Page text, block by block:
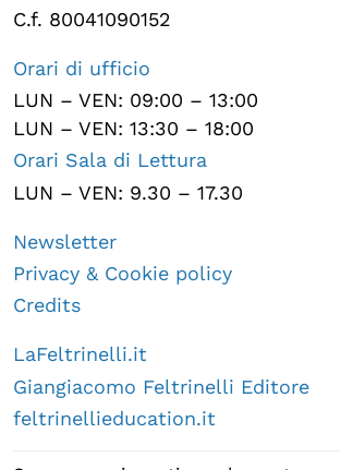
C.f. 80041090152
Orari di ufficio
LUN – VEN: 09:00 – 13:00
LUN – VEN: 13:30 – 18:00
Orari Sala di Lettura
LUN – VEN: 9.30 – 17.30
Newsletter
Privacy & Cookie policy
Credits
LaFeltrinelli.it
Giangiacomo Feltrinelli Editore
feltrinellieducation.it